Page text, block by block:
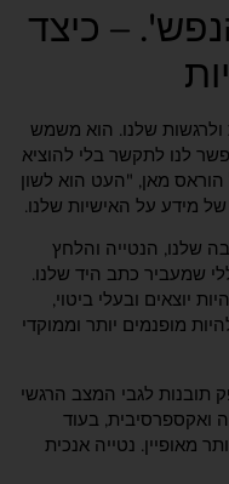
– כיצד
ולרגשות שלנו. הוא משמש
לנו לתקשר בלי להוציא
מאן, "העט הוא לשון
מידע על האישיות שלנו.
שלנו, הנטייה והלחץ
שמעביר כתב היד שלנו.
יוצאים ובעלי ביטוי,
מופנמים יותר וממוקדי
תובנות לגבי המצב הרגשי
ואקספרסיבית, בעוד
מאופיין. נטייה אנכית